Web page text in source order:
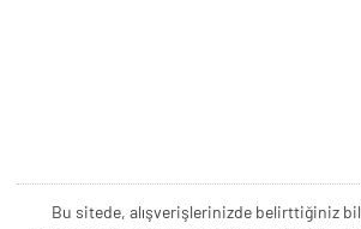
Bu sitede, alışverişlerinizde belirttiğiniz